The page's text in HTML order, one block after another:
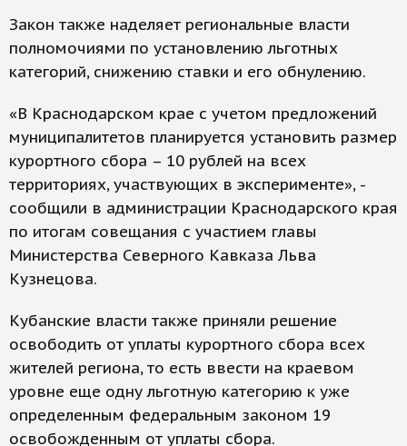
Закон также наделяет региональные власти
полномочиями по установлению льготных
категорий, снижению ставки и его обнулению.
«В Краснодарском крае с учетом предложений
муниципалитетов планируется установить размер
курортного сбора – 10 рублей на всех
территориях, участвующих в эксперименте», -
сообщили в администрации Краснодарского края
по итогам совещания с участием главы
Министерства Северного Кавказа Льва
Кузнецова.
Кубанские власти также приняли решение
освободить от уплаты курортного сбора всех
жителей региона, то есть ввести на краевом
уровне еще одну льготную категорию к уже
определенным федеральным законом 19
освобожденным от уплаты сбора.